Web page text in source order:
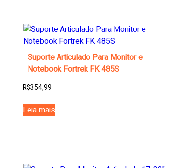
Suporte Articulado Para Monitor e
Notebook Fortrek FK 485S
R$354,99
Leia mais